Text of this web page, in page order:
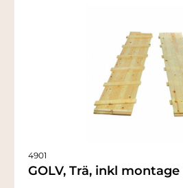
4901
GOLV, Trä, inkl